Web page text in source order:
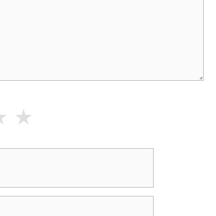
★